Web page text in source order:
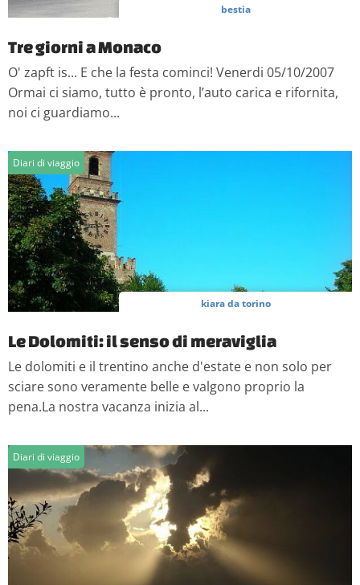
bestia
Tre giorni a Monaco
O' zapft is... E che la festa cominci! Venerdi 05/10/2007
Ormai ci siamo, tutto è pronto, l’auto carica e rifornita,
noi ci guardiamo...
Diari di viaggio
kiara da torino
Le Dolomiti: il senso di meraviglia
Le dolomiti e il trentino anche d'estate e non solo per
sciare sono veramente belle e valgono proprio la
pena.La nostra vacanza inizia al...
Diari di viaggio